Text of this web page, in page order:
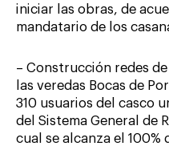
iniciar las obras, de
mandatario de los
– Construcción redes
las veredas Bocas de
310 usuarios del casco
del Sistema General de
cual se alcanza el